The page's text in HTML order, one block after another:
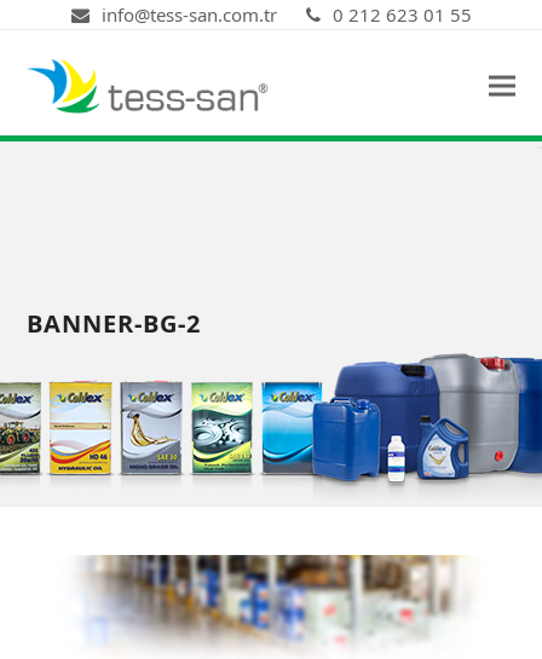
info@tess-san.com.tr 0 212 623 01 55
BANNER-BG-2